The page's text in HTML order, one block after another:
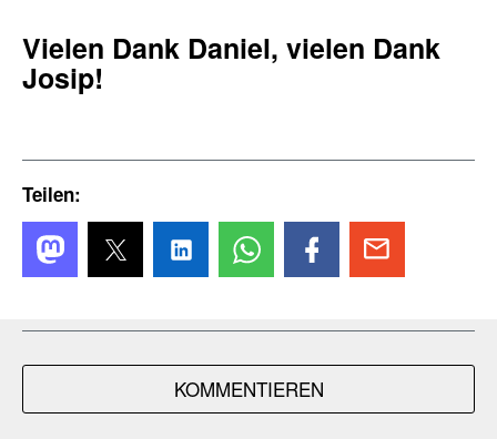
Vielen Dank Daniel, vielen Dank
Josip!
Teilen:
KOMMENTIEREN